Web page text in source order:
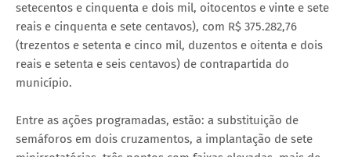
setecentos e cinquenta e dois mil, oitocentos e vinte e sete
reais e cinquenta e sete centavos), com R$ 375.282,76
(trezentos e setenta e cinco mil, duzentos e oitenta e dois
reais e setenta e seis centavos) de contrapartida do
município.
Entre as ações programadas, estão: a substituição de
semáforos em dois cruzamentos, a implantação de sete